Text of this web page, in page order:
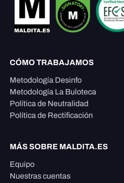
CÓMO TRABAJAMOS
Metodología Desinfo
Metodología La Buloteca
Política de Neutralidad
Política de Rectificación
MÁS SOBRE MALDITA.ES
Equipo
Nuestras cuentas